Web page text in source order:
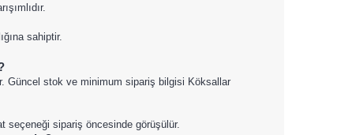
sahiptir.
Güncel stok ve minimum sipariş bilgisi Köksallar
seçeneği sipariş öncesinde görüşülür.